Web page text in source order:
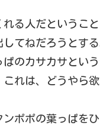
る人だというこ
てねだろうとする
のカサカサとい
れは、どうやら
ポポの葉っぱを